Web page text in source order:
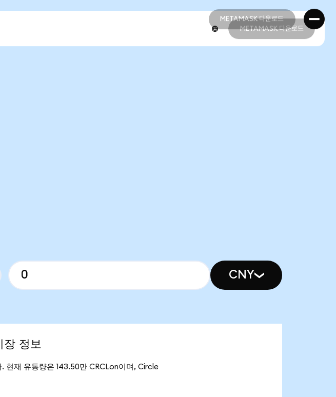
METAMASK 다운로드
METAMASK 다운로드
METAMASK 다운로드
CNY
정보
재 유통량은 143.50만 CRCLon이며, Circle